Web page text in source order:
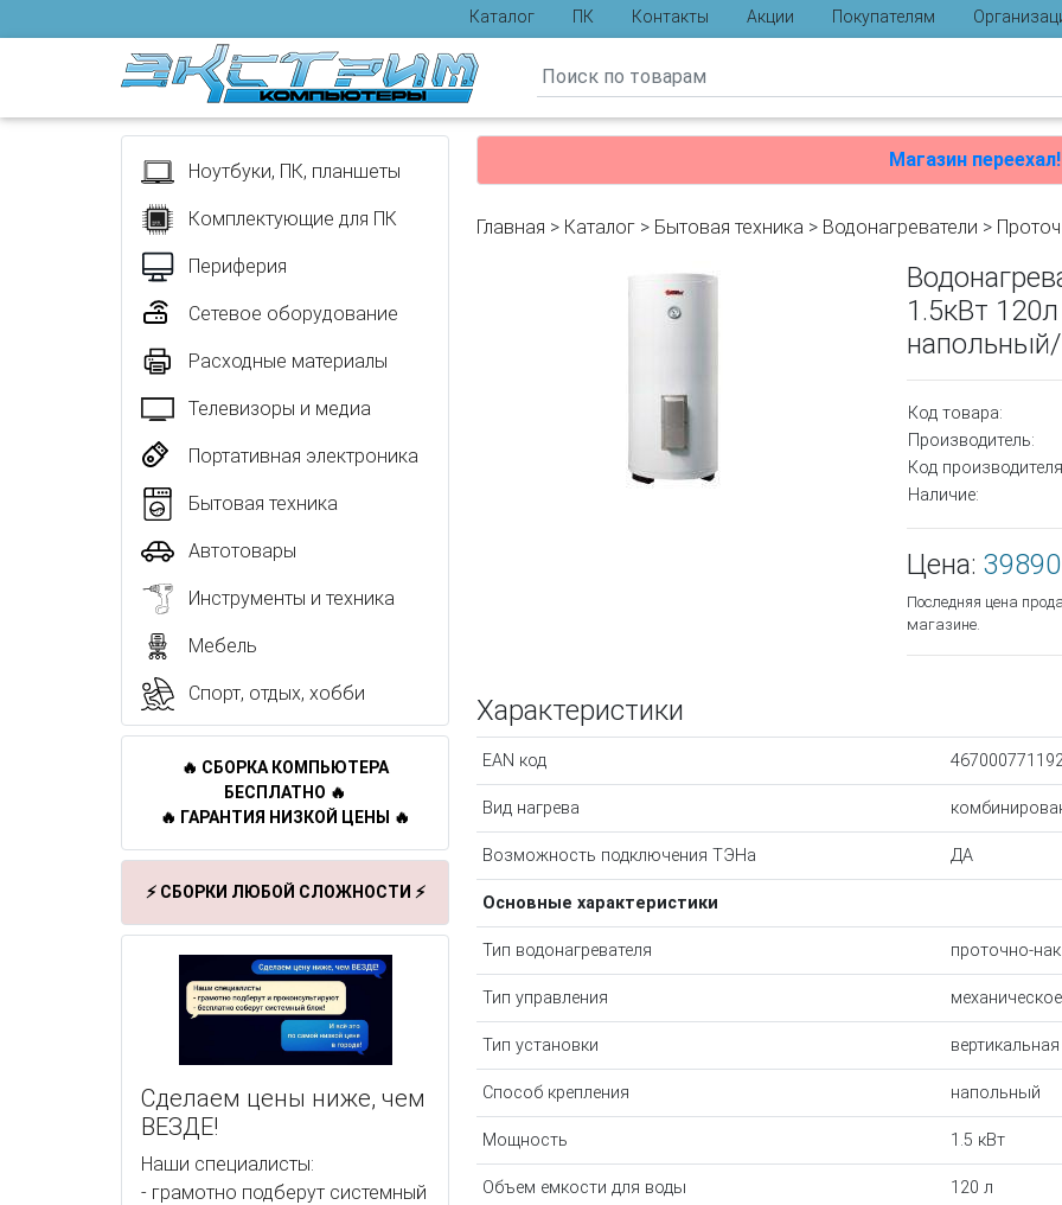
Каталог ПК Контакты Акции Покупателям
Отзывы
Ноутбуки, ПК, планшеты
Комплектующие для ПК
Периферия
Сетевое оборудование
Расходные материалы
Телевизоры и медиа
Портативная электроника
Бытовая техника
Автотовары
Инструменты и техника
Мебель
Спорт, отдых, хобби
🔥 СБОРКА КОМПЬЮТЕРА
БЕСПЛАТНО 🔥
🔥 ГАРАНТИЯ НИЗКОЙ ЦЕНЫ 🔥
⚡ СБОРКИ ЛЮБОЙ СЛОЖНОСТИ ⚡
Сделаем цены ниже, чем
ВЕЗДЕ!
Наши специалисты:
- грамотно подберут системный
Магазин переехал!
Главная > Каталог > Бытовая техника > Водонагреватели >
1.5кВт
Код товара:
Производитель:
Код
Наличие:
Цена:
Последняя цена
магазине.
Характеристики
EAN код
Вид нагрева
Возможность подключения ТЭНа ДА
Основные характеристики
Тип водонагревателя проточно-
Тип управления механическое
Тип установки вертикальная
Способ крепления напольный
Мощность 1.5 кВт
Объем емкости для воды 120 л